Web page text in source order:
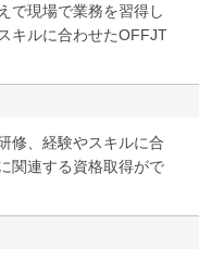
で現場で業務を習得し
キルに合わせたOFFJT
修、経験やスキルに合
関連する資格取得がで